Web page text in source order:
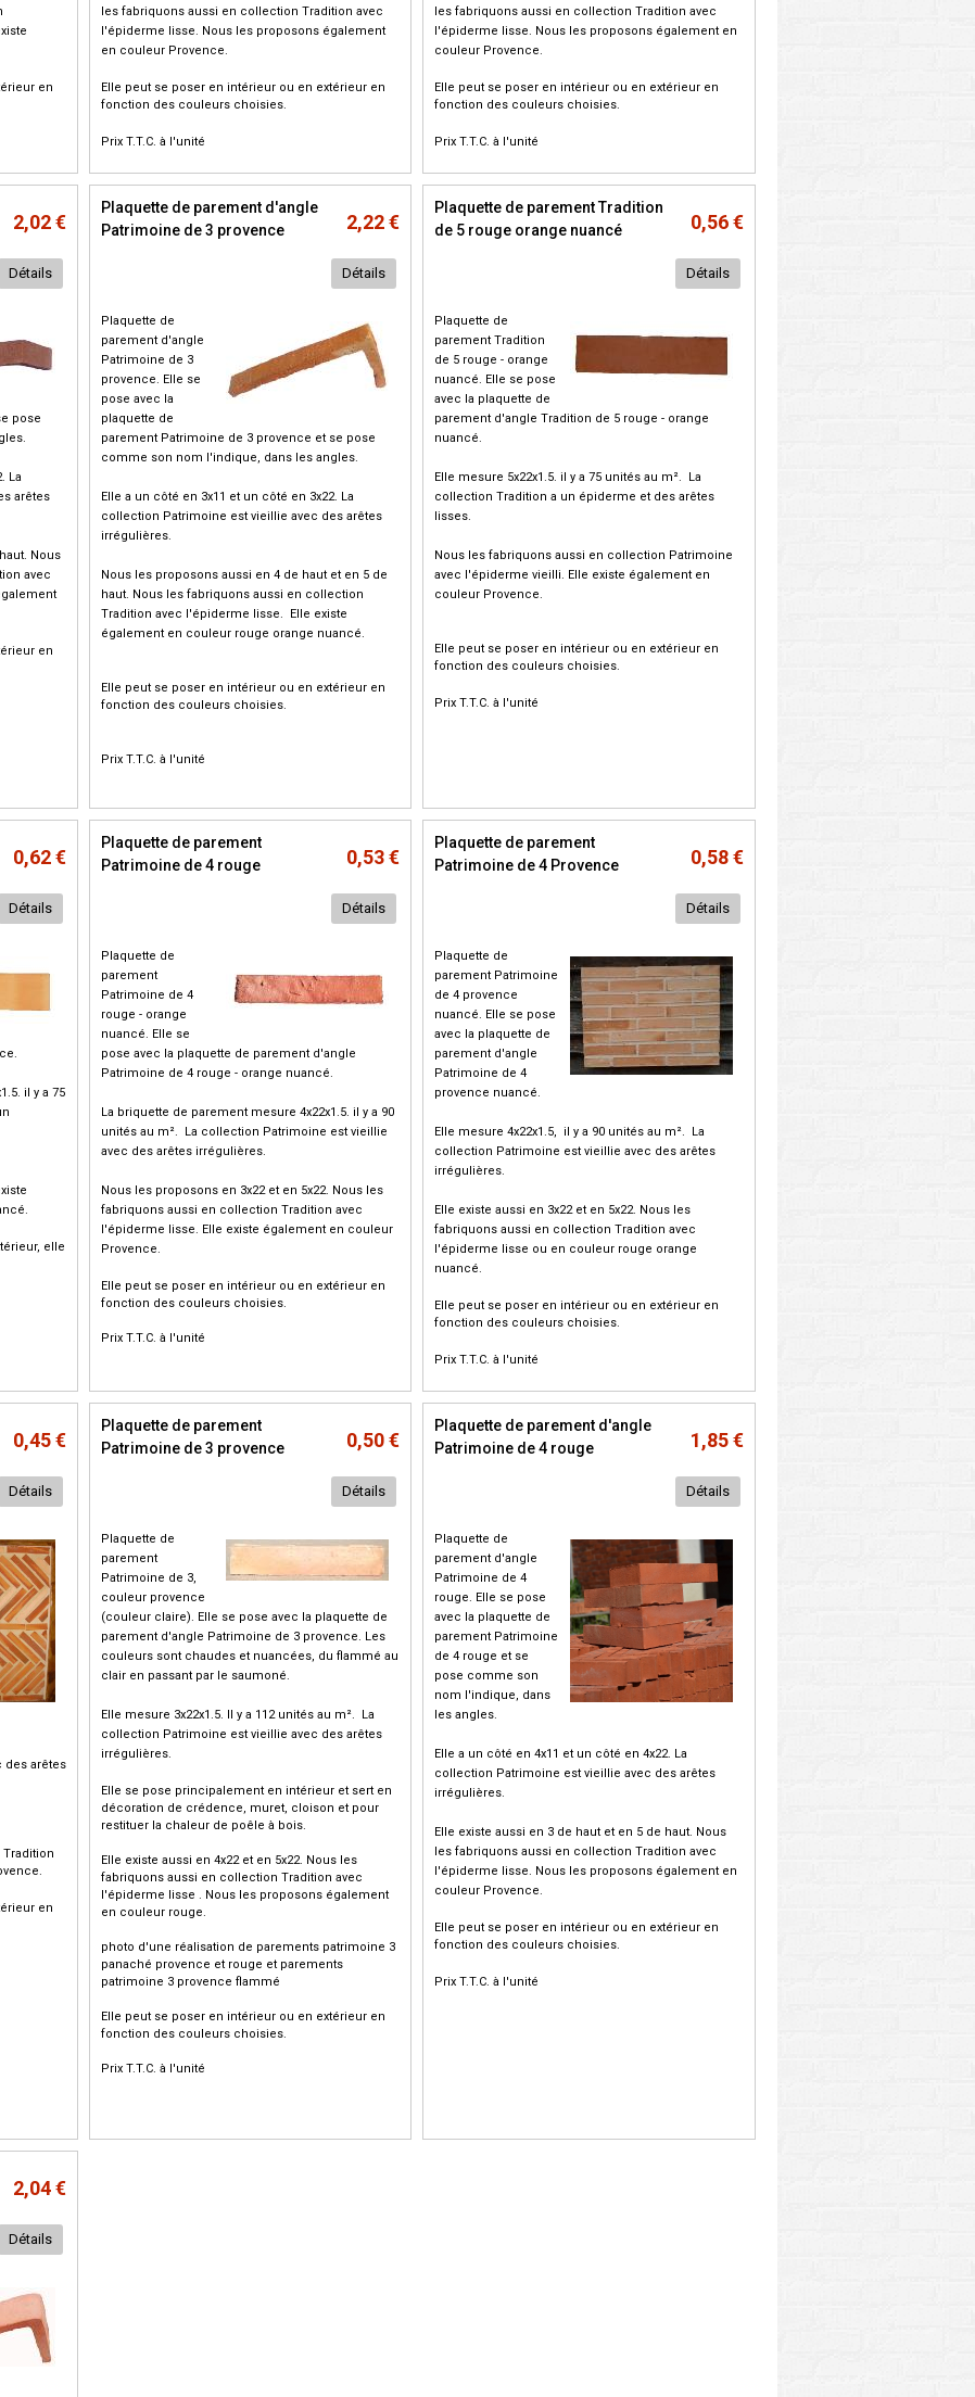
en
les fabriquons aussi en collection Tradition avec
l'épiderme lisse. Nous les proposons également
en couleur Provence.
Elle peut se poser en intérieur ou en extérieur en
fonction des couleurs choisies.
Prix T.T.C. à l'unité
les fabriquons aussi en collection Tradition avec
l'épiderme lisse. Nous les proposons également en
couleur Provence.
Elle peut se poser en intérieur ou en extérieur en
fonction des couleurs choisies.
Prix T.T.C. à l'unité
2,02 €
Détails
pose
La
arêtes
Nous
avec
en
Plaquette de parement d'angle
Patrimoine de 3 provence
2,22 €
Détails
Plaquette de
parement d'angle
Patrimoine de 3
provence. Elle se
pose avec la
plaquette de
parement Patrimoine de 3 provence et se pose
comme son nom l'indique, dans les angles.
Elle a un côté en 3x11 et un côté en 3x22. La
collection Patrimoine est vieillie avec des arêtes
irrégulières.
Nous les proposons aussi en 4 de haut et en 5 de
haut. Nous les fabriquons aussi en collection
Tradition avec l'épiderme lisse. Elle existe
également en couleur rouge orange nuancé.
Elle peut se poser en intérieur ou en extérieur en
fonction des couleurs choisies.
Prix T.T.C. à l'unité
Plaquette de parement Tradition
de 5 rouge orange nuancé
0,56 €
Détails
Plaquette de
parement Tradition
de 5 rouge - orange
nuancé. Elle se pose
avec la plaquette de
parement d'angle Tradition de 5 rouge - orange
nuancé.
Elle mesure 5x22x1.5. il y a 75 unités au m². La
collection Tradition a un épiderme et des arêtes
lisses.
Nous les fabriquons aussi en collection Patrimoine
avec l'épiderme vieilli. Elle existe également en
couleur Provence.
Elle peut se poser en intérieur ou en extérieur en
fonction des couleurs choisies.
Prix T.T.C. à l'unité
0,62 €
Détails
il y a 75
elle
Plaquette de parement
Patrimoine de 4 rouge
0,53 €
Détails
Plaquette de
parement
Patrimoine de 4
rouge - orange
nuancé. Elle se
pose avec la plaquette de parement d'angle
Patrimoine de 4 rouge - orange nuancé.
La briquette de parement mesure 4x22x1.5. il y a 90
unités au m². La collection Patrimoine est vieillie
avec des arêtes irrégulières.
Nous les proposons en 3x22 et en 5x22. Nous les
fabriquons aussi en collection Tradition avec
l'épiderme lisse. Elle existe également en couleur
Provence.
Elle peut se poser en intérieur ou en extérieur en
fonction des couleurs choisies.
Prix T.T.C. à l'unité
Plaquette de parement
Patrimoine de 4 Provence
0,58 €
Détails
Plaquette de
parement Patrimoine
de 4 provence
nuancé. Elle se pose
avec la plaquette de
parement d'angle
Patrimoine de 4
provence nuancé.
Elle mesure 4x22x1.5, il y a 90 unités au m². La
collection Patrimoine est vieillie avec des arêtes
irrégulières.
Elle existe aussi en 3x22 et en 5x22. Nous les
fabriquons aussi en collection Tradition avec
l'épiderme lisse ou en couleur rouge orange
nuancé.
Elle peut se poser en intérieur ou en extérieur en
fonction des couleurs choisies.
Prix T.T.C. à l'unité
0,45 €
Détails
des arêtes
en
Plaquette de parement
Patrimoine de 3 provence
0,50 €
Détails
Plaquette de
parement
Patrimoine de 3,
couleur provence
(couleur claire). Elle se pose avec la plaquette de
parement d'angle Patrimoine de 3 provence. Les
couleurs sont chaudes et nuancées, du flammé au
clair en passant par le saumoné.
Elle mesure 3x22x1.5. Il y a 112 unités au m². La
collection Patrimoine est vieillie avec des arêtes
irrégulières.
Elle se pose principalement en intérieur et sert en
décoration de crédence, muret, cloison et pour
restituer la chaleur de poêle à bois.
Elle existe aussi en 4x22 et en 5x22. Nous les
fabriquons aussi en collection Tradition avec
l'épiderme lisse . Nous les proposons également
en couleur rouge.
photo d'une réalisation de parements patrimoine 3
panaché provence et rouge et parements
patrimoine 3 provence flammé
Elle peut se poser en intérieur ou en extérieur en
fonction des couleurs choisies.
Prix T.T.C. à l'unité
Plaquette de parement d'angle
Patrimoine de 4 rouge
1,85 €
Détails
Plaquette de
parement d'angle
Patrimoine de 4
rouge. Elle se pose
avec la plaquette de
parement Patrimoine
de 4 rouge et se
pose comme son
nom l'indique, dans
les angles.
Elle a un côté en 4x11 et un côté en 4x22. La
collection Patrimoine est vieillie avec des arêtes
irrégulières.
Elle existe aussi en 3 de haut et en 5 de haut. Nous
les fabriquons aussi en collection Tradition avec
l'épiderme lisse. Nous les proposons également en
couleur Provence.
Elle peut se poser en intérieur ou en extérieur en
fonction des couleurs choisies.
Prix T.T.C. à l'unité
2,04 €
Détails